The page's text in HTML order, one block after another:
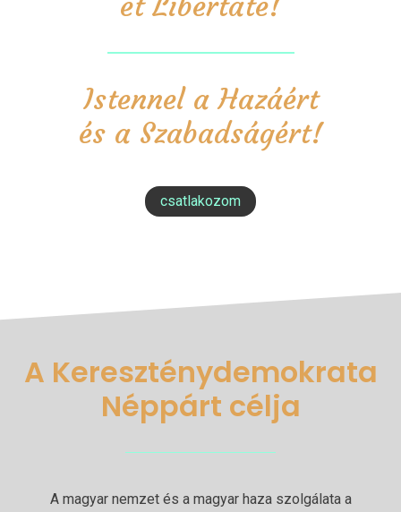
Istennel a Hazáért
és a Szabadságért!
csatlakozom
A Kereszténydemokrata
Néppárt célja
A magyar nemzet és a magyar haza szolgálata a